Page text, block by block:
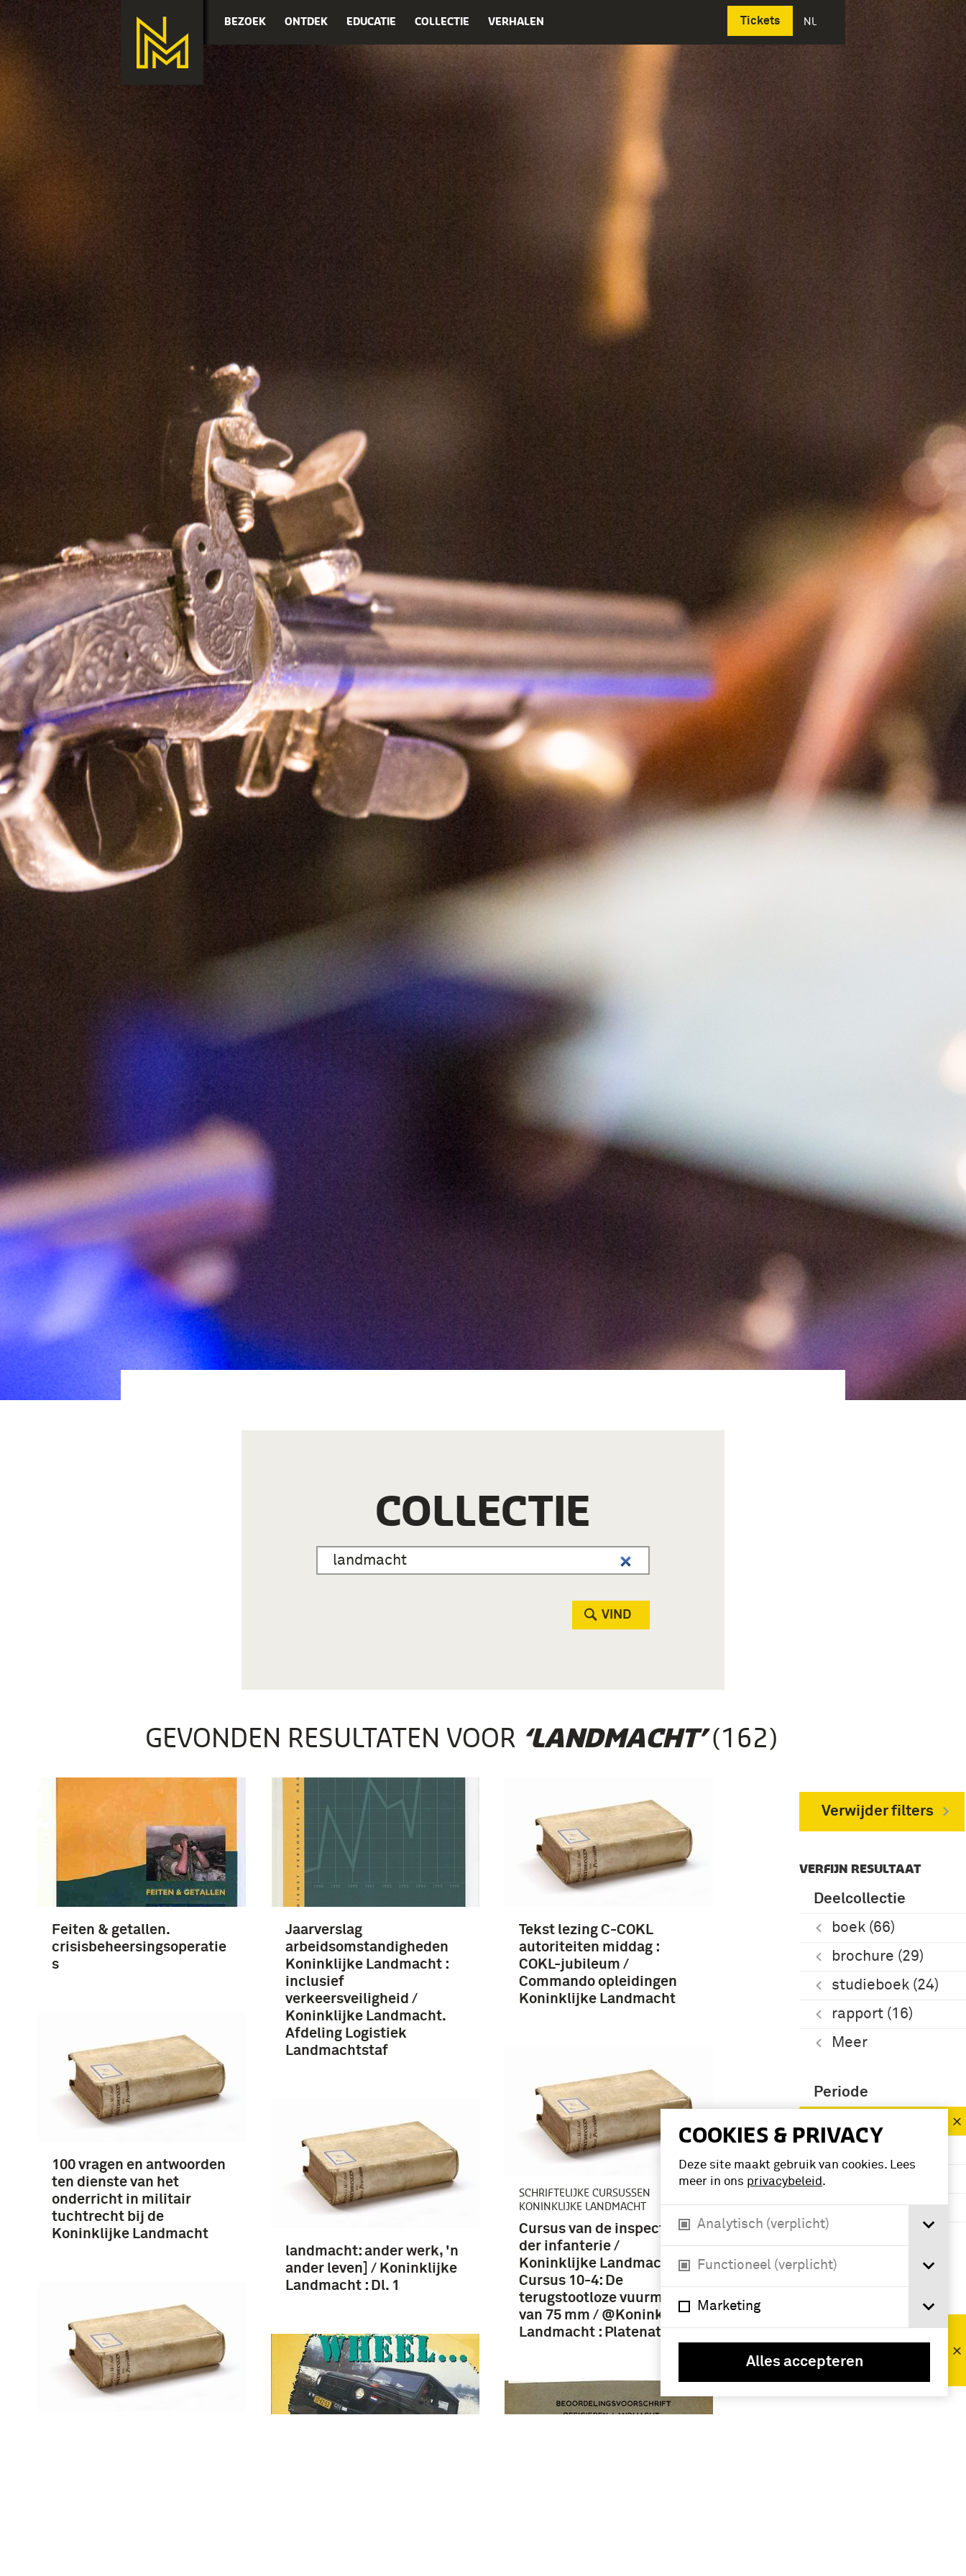
BEZOEK ONTDEK EDUCATIE COLLECTIE VERHALEN Tickets NL
Deutsch
COOKIES & PRIVACY
Deze site maakt gebruik van cookies. Lees
meer in ons privacybeleid.
Analytisch (verplicht)
Functioneel (verplicht)
Marketing
Alles accepteren
COLLECTIE
VIND
GEVONDEN RESULTATEN VOOR ‘LANDMACHT’(162)
Verwijder filters
VERFIJN RESULTAAT
Deelcollectie
boek (66)
brochure (29)
studieboek (24)
rapport (16)
Meer
Periode
1801-1850 (3)
Namen /
Koninklijke
Landmacht
(1813/1814-
Feiten & getallen.
crisisbeheersingsoperatie
s
100 vragen en antwoorden
ten dienste van het
onderricht in militair
tuchtrecht bij de
Koninklijke Landmacht
Jaarverslag
arbeidsomstandigheden
Koninklijke Landmacht :
inclusief
verkeersveiligheid /
Koninklijke Landmacht.
Afdeling Logistiek
Landmachtstaf
landmacht: ander werk, 'n
ander leven] / Koninklijke
Landmacht : Dl. 1
Tekst lezing C-COKL
autoriteiten middag :
COKL-jubileum /
Commando opleidingen
Koninklijke Landmacht
SCHRIFTELIJKE CURSUSSEN
KONINKLIJKE LANDMACHT
Cursus van de inspectie
der infanterie /
Koninklijke Landmacht.
Cursus 10-4: De
terugstootloze vuurmond
van 75 mm / @Koninklijke
Landmacht : Platenatlas